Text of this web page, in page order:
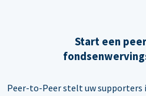
Start een
Peer-to-Peer stelt uw supporters